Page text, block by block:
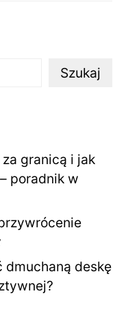
Szukaj
granicą i jak
poradnik w
deskę